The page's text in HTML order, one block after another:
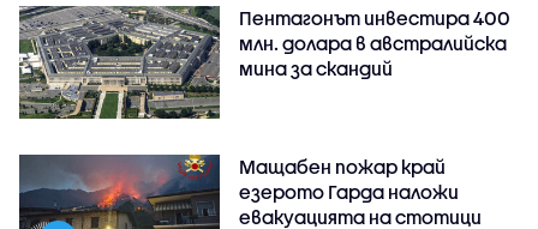
Пентагонът инвестира 400
млн. долара в австралийска
мина за скандий
Мащабен пожар край
езерото Гарда наложи
евакуацията на стотици